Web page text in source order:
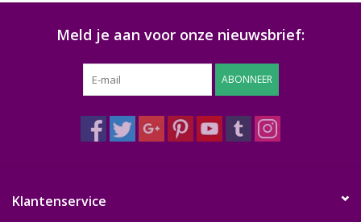
Meld je aan voor onze nieuwsbrief:
ABONNEER
Klantenservice